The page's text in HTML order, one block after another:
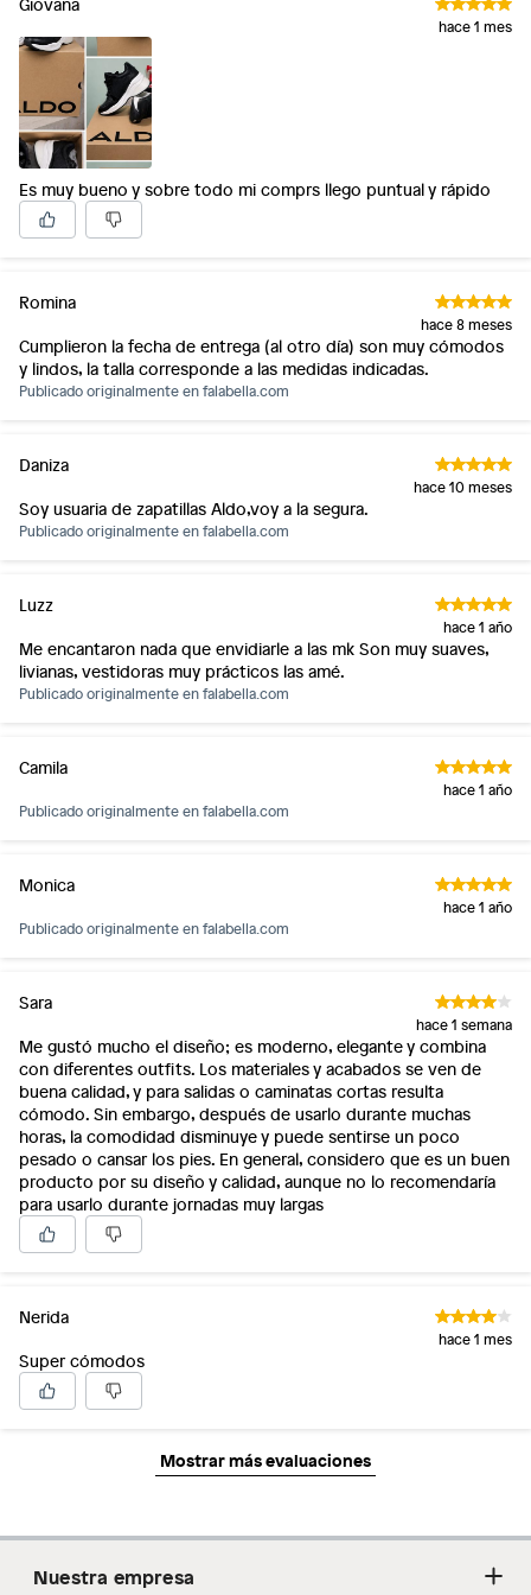
hace 1 mes
Es muy bueno y sobre todo mi comprs llego puntual y rápido
Romina
hace 8 meses
Cumplieron la fecha de entrega (al otro día) son muy cómodos
y lindos, la talla corresponde a las medidas indicadas.
Publicado originalmente enfalabella.com
Daniza
hace 10 meses
Soy usuaria de zapatillas Aldo,voy a la segura.
Publicado originalmente enfalabella.com
Luzz
hace 1 año
Me encantaron nada que envidiarle a las mk Son muy suaves,
livianas, vestidoras muy prácticos las amé.
Publicado originalmente enfalabella.com
Camila
hace 1 año
Publicado originalmente enfalabella.com
Monica
hace 1 año
Publicado originalmente enfalabella.com
Sara
hace 1 semana
Me gustó mucho el diseño; es moderno, elegante y combina
con diferentes outfits. Los materiales y acabados se ven de
buena calidad, y para salidas o caminatas cortas resulta
cómodo. Sin embargo, después de usarlo durante muchas
horas, la comodidad disminuye y puede sentirse un poco
pesado o cansar los pies. En general, considero que es un buen
producto por su diseño y calidad, aunque no lo recomendaría
para usarlo durante jornadas muy largas
Nerida
hace 1 mes
Super cómodos
Mostrar más evaluaciones
Nuestra empresa